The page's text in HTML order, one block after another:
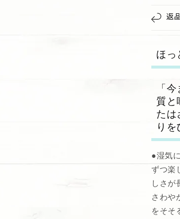
返
ほっ
「
質と
たは
りを
●湿気
ずつ楽
しさが
さわや
をそそ